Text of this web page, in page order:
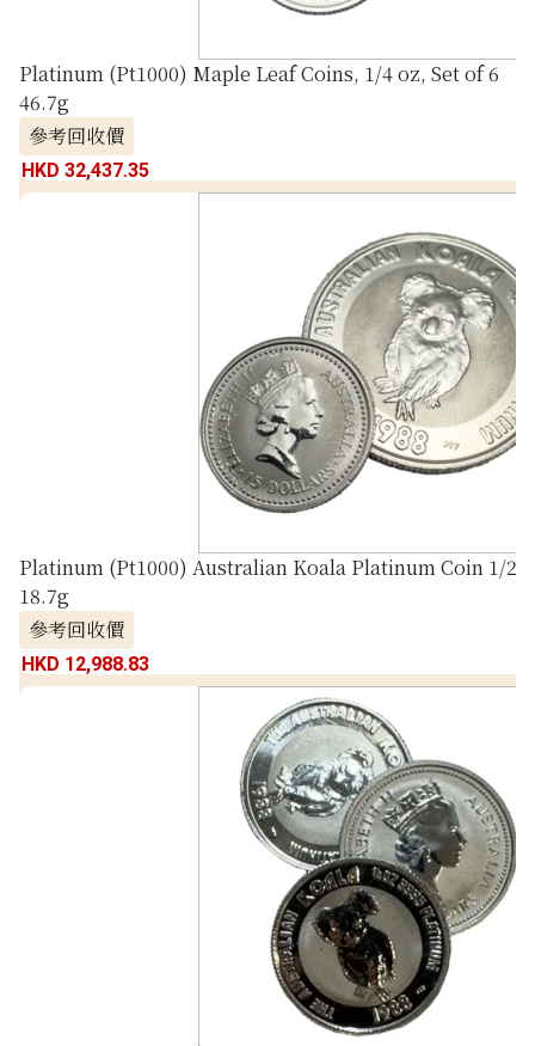
Platinum (Pt1000) Maple Leaf Coins, 1/4 oz, Set of 6
46.7g
參考回收價
HKD 32,437.35
Platinum (Pt1000) Australian Koala Platinum Coin 1/2
18.7g
參考回收價
HKD 12,988.83